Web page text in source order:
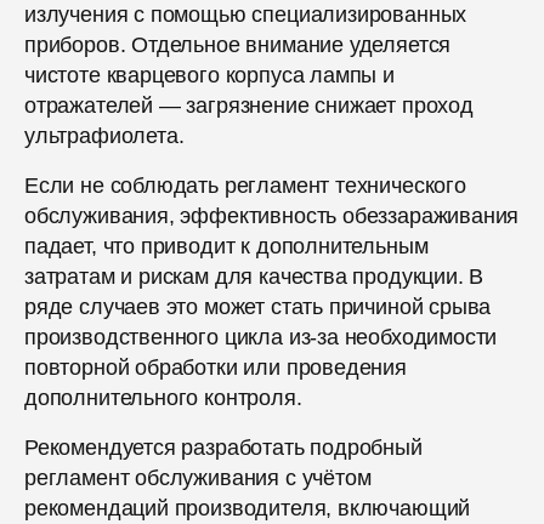
излучения с помощью специализированных
приборов. Отдельное внимание уделяется
чистоте кварцевого корпуса лампы и
отражателей — загрязнение снижает проход
ультрафиолета.
Если не соблюдать регламент технического
обслуживания, эффективность обеззараживания
падает, что приводит к дополнительным
затратам и рискам для качества продукции. В
ряде случаев это может стать причиной срыва
производственного цикла из-за необходимости
повторной обработки или проведения
дополнительного контроля.
Рекомендуется разработать подробный
регламент обслуживания с учётом
рекомендаций производителя, включающий